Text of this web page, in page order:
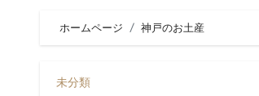
ホームページ 神戸のお土産
未分類